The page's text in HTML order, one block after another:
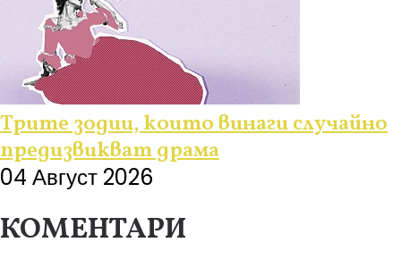
Трите зодии, които винаги случайно
предизвикват драма
04 Август 2026
КОМЕНТАРИ